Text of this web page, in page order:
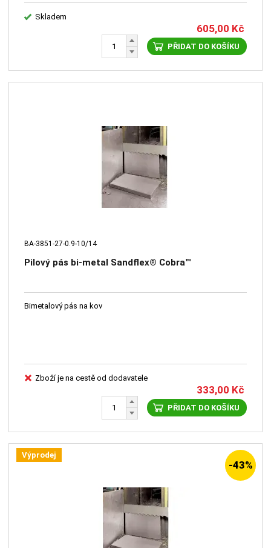
Skladem
605,00 Kč
PŘIDAT DO KOŠÍKU
BA-3851-27-0.9-10/14
Pilový pás bi-metal Sandflex® Cobra™
Bimetalový pás na kov
Zboží je na cestě od dodavatele
333,00 Kč
PŘIDAT DO KOŠÍKU
Výprodej
-43%